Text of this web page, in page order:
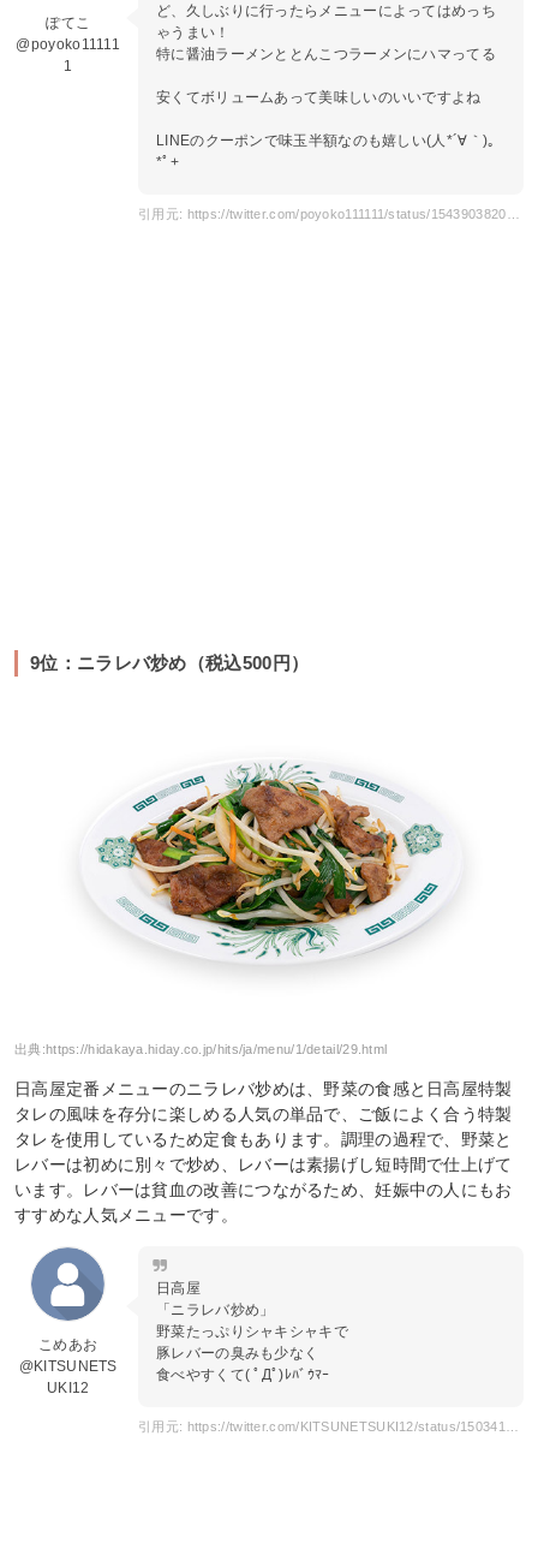
ぽてこ
@poyoko11111
1
ど、久しぶりに行ったらメニューによってはめっち
ゃうまい！
特に醤油ラーメンととんこつラーメンにハマってる
安くてボリュームあって美味しいのいいですよね
LINEのクーポンで味玉半額なのも嬉しい(人*´∀｀)｡
*ﾟ+
9位：ニラレバ炒め（税込500円）
出典: https://hidakaya.hiday.co.jp/hits/ja/menu/1/detail/29.html
日高屋定番メニューのニラレバ炒めは、野菜の食感と日高屋特製
タレの風味を存分に楽しめる人気の単品で、ご飯によく合う特製
タレを使用しているため定食もあります。調理の過程で、野菜と
レバーは初めに別々で炒め、レバーは素揚げし短時間で仕上げて
います。レバーは貧血の改善につながるため、妊娠中の人にもお
すすめな人気メニューです。
こめあお
@KITSUNETS
UKI12
日高屋
「ニラレバ炒め」
野菜たっぷりシャキシャキで
豚レバーの臭みも少なく
食べやすくて( ﾟДﾟ)ﾚﾊﾞｳﾏｰ